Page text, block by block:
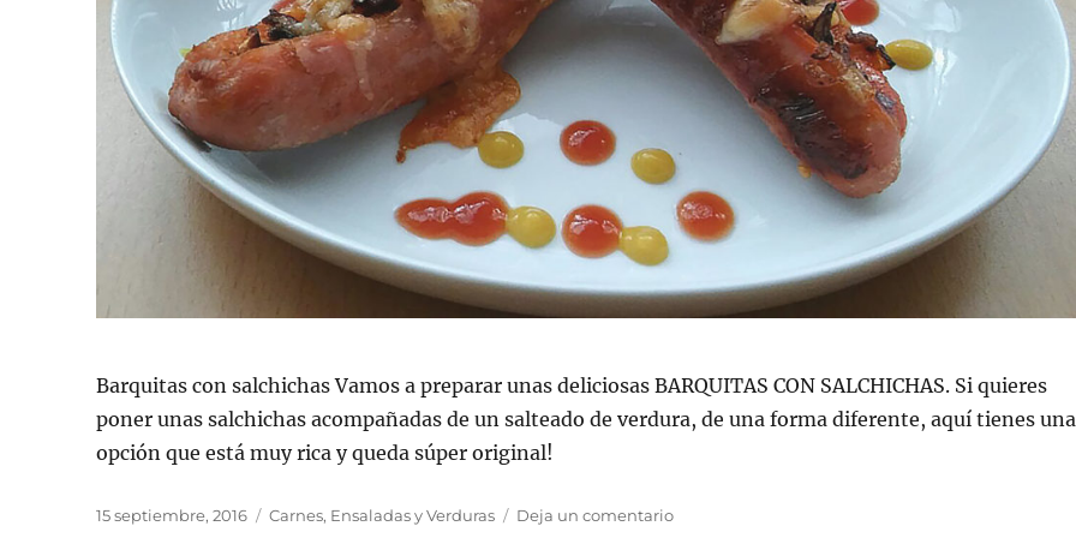
Barquitas con salchichas Vamos a preparar unas deliciosas BARQUITAS CON SALCHICHAS. Si quieres
poner unas salchichas acompañadas de un salteado de verdura, de una forma diferente, aquí tienes una
opción que está muy rica y queda súper original!
Publicado
15 septiembre, 2016 Categorías
Carnes, Ensaladas y Verduras Deja un comentarioen